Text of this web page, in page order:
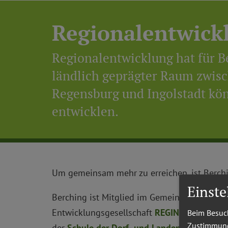
Regionalentwicklung hat für
ländlich geprägter Raum
Regensburg und Ingolstadt
entwicklen.
Um gemeinsam mehr zu erreichen, ist
Berching ist Mitglied im Gemeindeverbund
Entwicklungsgesellschaft REGINA GmbHdes
Beim